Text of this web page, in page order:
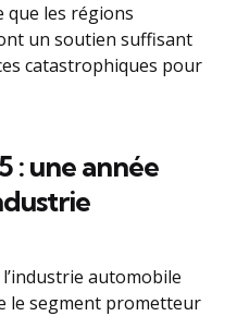
que les régions
un soutien suffisant
catastrophiques pour
: une année
l’industrie automobile
le segment prometteur